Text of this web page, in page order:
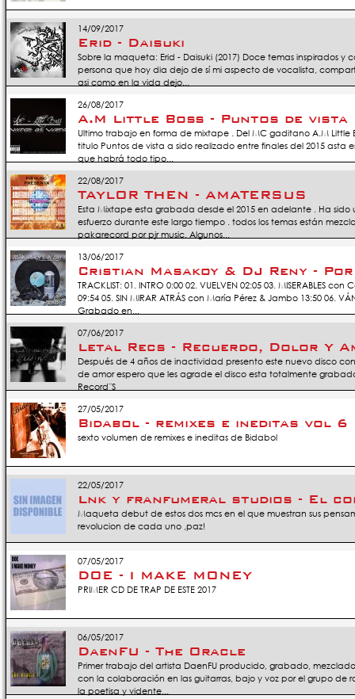
14/09/2017
Erid - Daisuki
Sobre la maqueta: Erid - Daisuki (2017) Doce temas inspirados
persona que hoy dia dejo de sí mi aspecto de vocalista,
asi como en la vida dejo...
26/08/2017
A.M Little Boss - Puntos de vista
Ultimo trabajo en forma de mixtape . Del MC gaditano A.M Little
titulo Puntos de vista a sido realizado entre finales del 2015 asta
que habrá todo tipo...
22/08/2017
TAYLOR THEN - AMATERSUS
Esta Mixtape esta grabada desde el 2015 en adelante . Ha sido
esfuerzo durante este largo tiempo . todos los temas están
pakarecord por pjr music. Algunos...
13/06/2017
Cristian Masakoy & DJ Reny -
TRACKLIST: 01. INTRO 0:00 02. VUELVEN 02:05 03. MISERABLES con
09:54 05. SIN MIRAR ATRÁS con María Pérez & Jambo 13:50 06.
Grabado en...
07/06/2017
Letal Recs - Recuerdo, Dolor Y
Después de 4 años de inactividad presento este nuevo disco
de amor espero que les agrade el disco esta totalmente
Record¨S
27/05/2017
Bidabol - remixes e ineditas vol 6
sexto volumen de remixes e ineditas de Bidabol
22/05/2017
Lnk y franfumeral studios - El
Maqueta debut de estos dos mcs en el que muestran sus
revolucion de cada uno ,paz!
07/05/2017
DOE - I MAKE MONEY
PRIMER CD DE TRAP DE ESTE 2017
06/05/2017
DaenFU - The Oracle
Primer trabajo del artista DaenFU producido, grabado,
con la colaboración en las guitarras, bajo y voz por el grupo de
la poetisa y vidente...